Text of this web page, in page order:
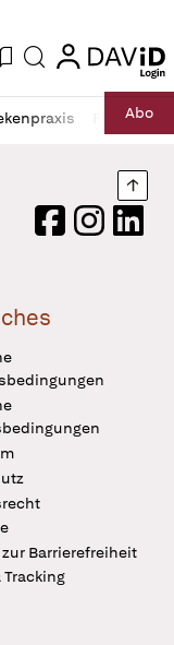
Ausgabe
Suche login
RechtAbo
FacebookInstagram
zur Barrierefreiheit
Tracking